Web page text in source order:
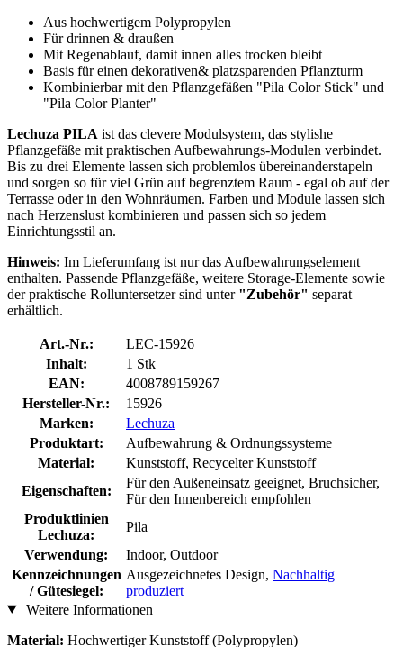
Aus hochwertigem Polypropylen
Für drinnen & draußen
Mit Regenablauf, damit innen alles trocken bleibt
Basis für einen dekorativen& platzsparenden Pflanzturm
Kombinierbar mit den Pflanzgefäßen "Pila Color Stick" und
"Pila Color Planter"
Lechuza PILA ist das clevere Modulsystem, das stylishe
Pflanzgefäße mit praktischen Aufbewahrungs-Modulen verbindet.
Bis zu drei Elemente lassen sich problemlos übereinanderstapeln
und sorgen so für viel Grün auf begrenztem Raum - egal ob auf der
Terrasse oder in den Wohnräumen. Farben und Module lassen sich
nach Herzenslust kombinieren und passen sich so jedem
Einrichtungsstil an.
Hinweis: Im Lieferumfang ist nur das Aufbewahrungselement
enthalten. Passende Pflanzgefäße, weitere Storage-Elemente sowie
der praktische Rolluntersetzer sind unter "Zubehör" separat
erhältlich.
Art.-Nr.:
LEC-15926
Inhalt:
1 Stk
EAN:
4008789159267
Hersteller-Nr.:
15926
Marken:
Lechuza
Produktart:
Aufbewahrung & Ordnungssysteme
Material:
Kunststoff, Recycelter Kunststoff
Eigenschaften:
Für den Außeneinsatz geeignet, Bruchsicher,
Für den Innenbereich empfohlen
Produktlinien
Lechuza:
Pila
Verwendung:
Indoor, Outdoor
Kennzeichnungen
/ Gütesiegel:
Ausgezeichnetes Design, Nachhaltig
produziert
Weitere Informationen
Material: Hochwertiger Kunststoff (Polypropylen)